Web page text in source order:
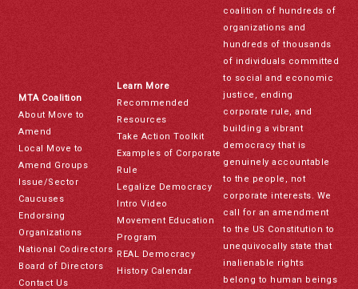
MTA Coalition
About Move to
Amend
Local Move to
Amend Groups
Issue/Sector
Caucuses
Endorsing
Organizations
National Codirectors
Board of Directors
Contact Us
Learn More
Recommended
Resources
Take Action Toolkit
Examples of Corporate
Rule
Legalize Democracy
Intro Video
Movement Education
Program
REAL Democracy
History Calendar
coalition of hundreds of
organizations and
hundreds of thousands
of individuals committed
to social and economic
justice, ending
corporate rule, and
building a vibrant
democracy that is
genuinely accountable
to the people, not
corporate interests. We
call for an amendment
to the US Constitution to
unequivocally state that
inalienable rights
belong to human beings